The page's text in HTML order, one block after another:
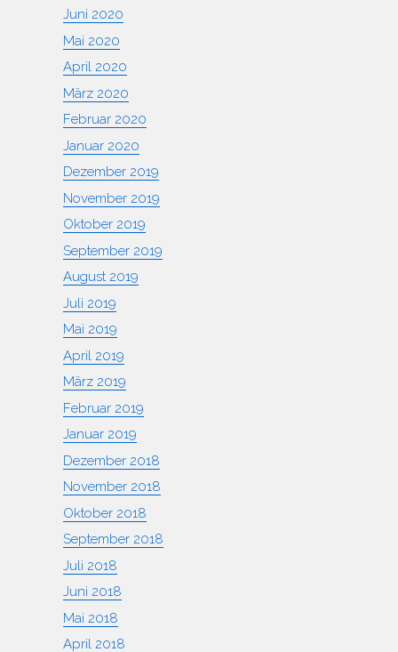
Juni 2020
Mai 2020
April 2020
März 2020
Februar 2020
Januar 2020
Dezember 2019
November 2019
Oktober 2019
September 2019
August 2019
Juli 2019
Mai 2019
April 2019
März 2019
Februar 2019
Januar 2019
Dezember 2018
November 2018
Oktober 2018
September 2018
Juli 2018
Juni 2018
Mai 2018
April 2018